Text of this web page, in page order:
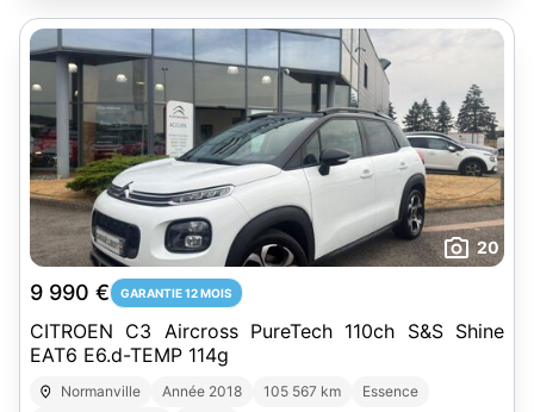
20
9 990 € GARANTIE 12 MOIS
CITROEN C3 Aircross PureTech 110ch S&S Shine
EAT6 E6.d-TEMP 114g
Normanville Année 2018 105 567 km
Essence